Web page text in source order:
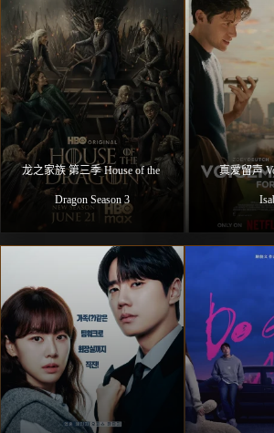
龙之家族 第三季 House of the
Dragon Season 3
真爱留声